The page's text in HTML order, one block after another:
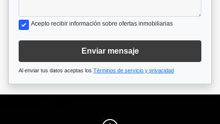
Acepto recibir información sobre ofertas inmobiliarias
Enviar mensaje
Al enviar tus datos aceptas los Términos de servicio y privacidad